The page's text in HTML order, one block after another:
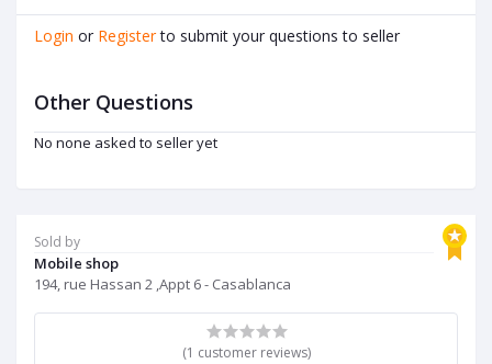
Sold by
Mobile shop
194, rue Hassan 2 ,Appt 6 - Casablanca
(1 customer reviews)
Login or Register to submit your questions to seller
Other Questions
No none asked to seller yet